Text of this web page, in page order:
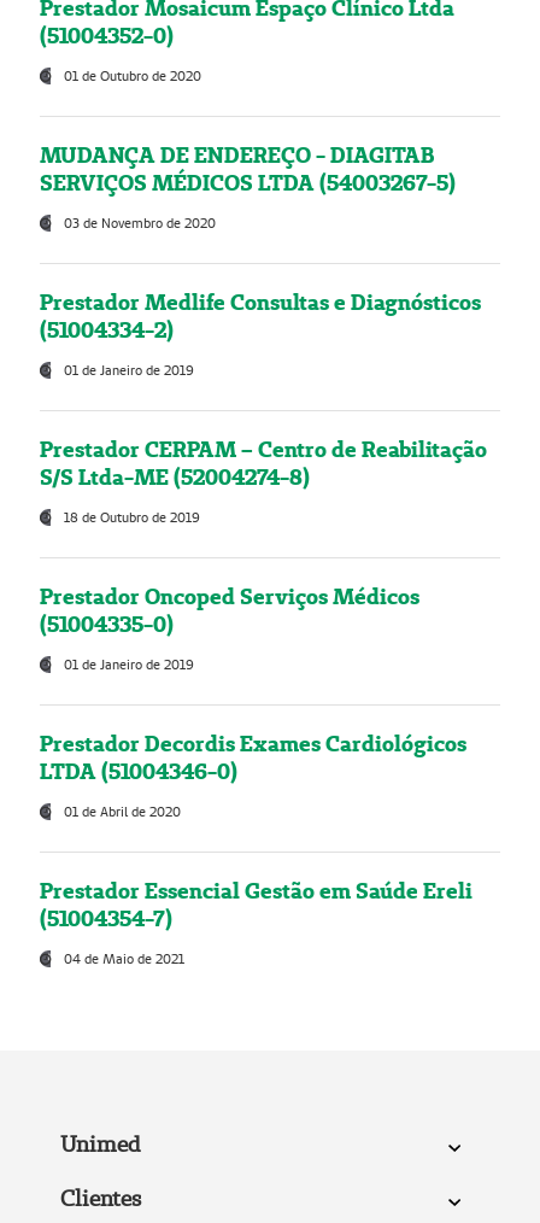
Prestador Mosaicum Espaço Clínico Ltda
(51004352-0)
01 de Outubro de 2020
MUDANÇA DE ENDEREÇO - DIAGITAB
SERVIÇOS MÉDICOS LTDA (54003267-5)
03 de Novembro de 2020
Prestador Medlife Consultas e Diagnósticos
(51004334-2)
01 de Janeiro de 2019
Prestador CERPAM – Centro de Reabilitação
S/S Ltda-ME (52004274-8)
18 de Outubro de 2019
Prestador Oncoped Serviços Médicos
(51004335-0)
01 de Janeiro de 2019
Prestador Decordis Exames Cardiológicos
LTDA (51004346-0)
01 de Abril de 2020
Prestador Essencial Gestão em Saúde Ereli
(51004354-7)
04 de Maio de 2021
Unimed
Clientes